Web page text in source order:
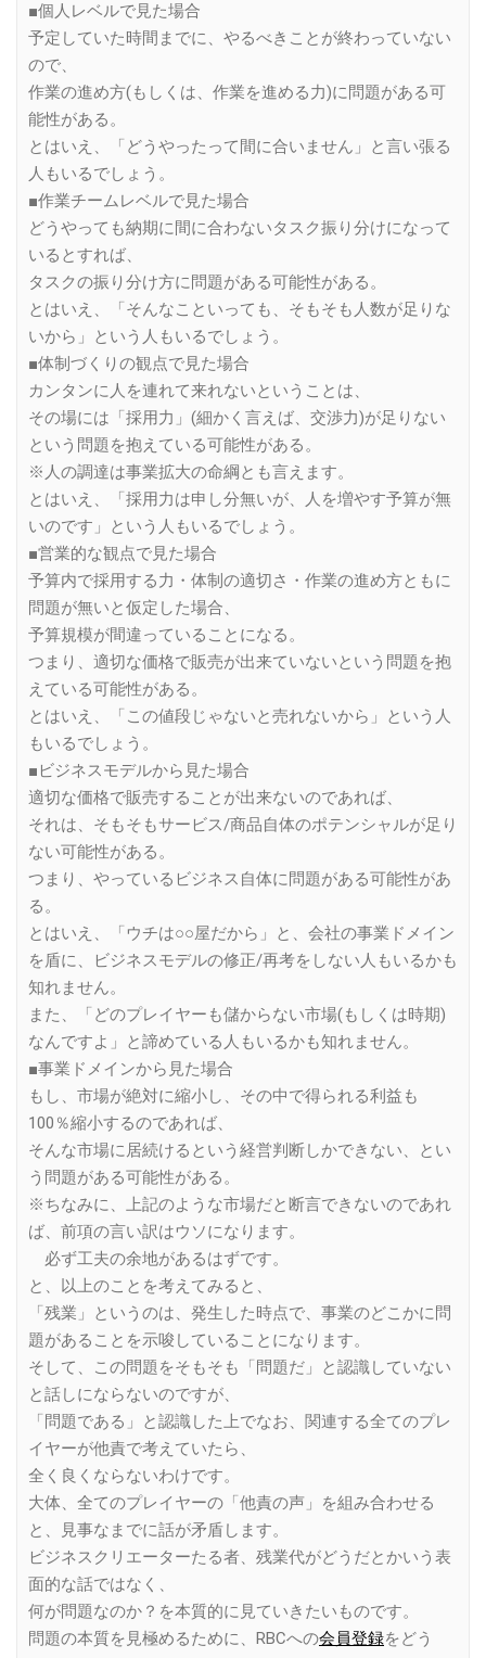
■個人レベルで見た場合
予定していた時間までに、やるべきことが終わっていない
ので、
作業の進め方(もしくは、作業を進める力)に問題がある可
能性がある。
とはいえ、「どうやったって間に合いません」と言い張る
人もいるでしょう。
■作業チームレベルで見た場合
どうやっても納期に間に合わないタスク振り分けになって
いるとすれば、
タスクの振り分け方に問題がある可能性がある。
とはいえ、「そんなこといっても、そもそも人数が足りな
いから」という人もいるでしょう。
■体制づくりの観点で見た場合
カンタンに人を連れて来れないということは、
その場には「採用力」(細かく言えば、交渉力)が足りない
という問題を抱えている可能性がある。
※人の調達は事業拡大の命綱とも言えます。
とはいえ、「採用力は申し分無いが、人を増やす予算が無
いのです」という人もいるでしょう。
■営業的な観点で見た場合
予算内で採用する力・体制の適切さ・作業の進め方ともに
問題が無いと仮定した場合、
予算規模が間違っていることになる。
つまり、適切な価格で販売が出来ていないという問題を抱
えている可能性がある。
とはいえ、「この値段じゃないと売れないから」という人
もいるでしょう。
■ビジネスモデルから見た場合
適切な価格で販売することが出来ないのであれば、
それは、そもそもサービス/商品自体のポテンシャルが足り
ない可能性がある。
つまり、やっているビジネス自体に問題がある可能性があ
る。
とはいえ、「ウチは○○屋だから」と、会社の事業ドメイン
を盾に、ビジネスモデルの修正/再考をしない人もいるかも
知れません。
また、「どのプレイヤーも儲からない市場(もしくは時期)
なんですよ」と諦めている人もいるかも知れません。
■事業ドメインから見た場合
もし、市場が絶対に縮小し、その中で得られる利益も
100％縮小するのであれば、
そんな市場に居続けるという経営判断しかできない、とい
う問題がある可能性がある。
※ちなみに、上記のような市場だと断言できないのであれ
ば、前項の言い訳はウソになります。
必ず工夫の余地があるはずです。
と、以上のことを考えてみると、
「残業」というのは、発生した時点で、事業のどこかに問
題があることを示唆していることになります。
そして、この問題をそもそも「問題だ」と認識していない
と話しにならないのですが、
「問題である」と認識した上でなお、関連する全てのプレ
イヤーが他責で考えていたら、
全く良くならないわけです。
大体、全てのプレイヤーの「他責の声」を組み合わせる
と、見事なまでに話が矛盾します。
ビジネスクリエーターたる者、残業代がどうだとかいう表
面的な話ではなく、
何が問題なのか？を本質的に見ていきたいものです。
問題の本質を見極めるために、RBCへの会員登録をどう